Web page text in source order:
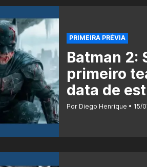
PRIMEIRA PRÉVIA
Batman 2:
primeiro
data de
Por Diego Henrique 15/